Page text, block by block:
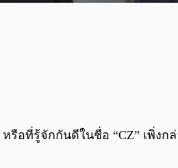
หรือที่รู้จักกันดีในชื่อ “CZ” เพิ่ง